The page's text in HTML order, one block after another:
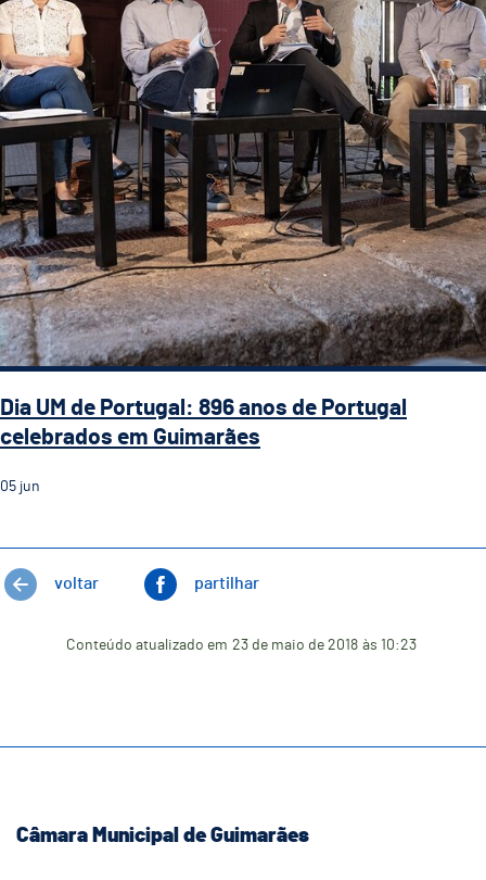
Dia UM de Portugal: 896 anos de Portugal
celebrados em Guimarães
05 jun
voltar partilhar
Conteúdo atualizado em 23 de maio de 2018 às 10:23
Câmara Municipal de Guimarães